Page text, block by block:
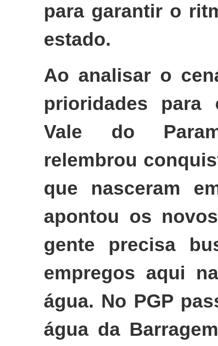
para garantir o
estado.
Ao analisar o
prioridades para
Vale do
relembrou
que nasceram
apontou os
gente precisa
empregos aqui
água. No PGP
água da